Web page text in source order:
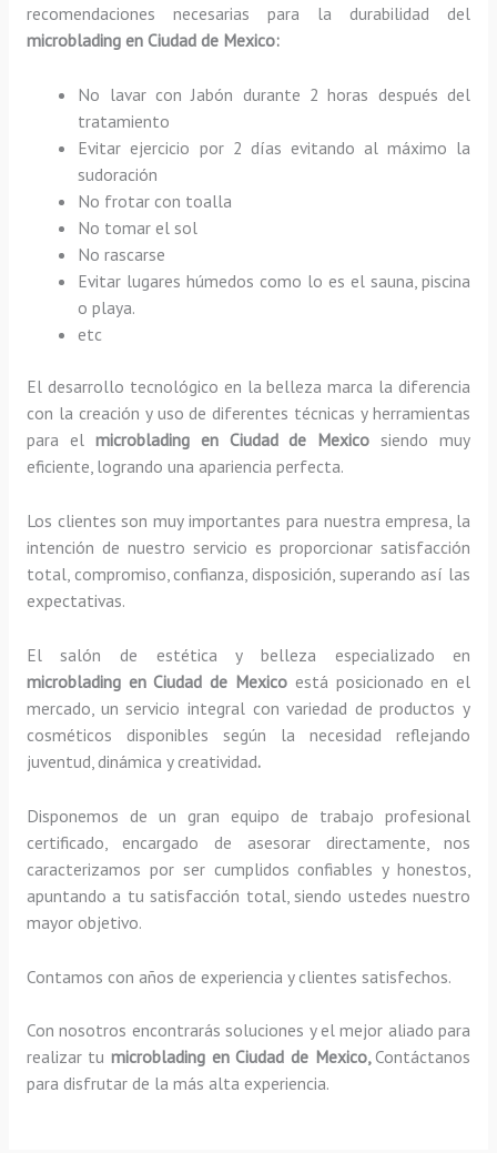
recomendaciones necesarias para la durabilidad del
microblading en Ciudad de Mexico:
No lavar con Jabón durante 2 horas después del
tratamiento
Evitar ejercicio por 2 días evitando al máximo la
sudoración
No frotar con toalla
No tomar el sol
No rascarse
Evitar lugares húmedos como lo es el sauna, piscina
o playa.
etc
El desarrollo tecnológico en la belleza marca la diferencia
con la creación y uso de diferentes técnicas y herramientas
para el microblading en Ciudad de Mexico siendo muy
eficiente, logrando una apariencia perfecta.
Los clientes son muy importantes para nuestra empresa, la
intención de nuestro servicio es proporcionar satisfacción
total, compromiso, confianza, disposición, superando así las
expectativas.
El salón de estética y belleza especializado en
microblading en Ciudad de Mexico está posicionado en el
mercado, un servicio integral con variedad de productos y
cosméticos disponibles según la necesidad reflejando
juventud, dinámica y creatividad.
Disponemos de un gran equipo de trabajo profesional
certificado, encargado de asesorar directamente, nos
caracterizamos por ser cumplidos confiables y honestos,
apuntando a tu satisfacción total, siendo ustedes nuestro
mayor objetivo.
Contamos con años de experiencia y clientes satisfechos.
Con nosotros encontrarás soluciones y el mejor aliado para
realizar tumicroblading en Ciudad de Mexico,Contáctanos
para disfrutar de la más alta experiencia.